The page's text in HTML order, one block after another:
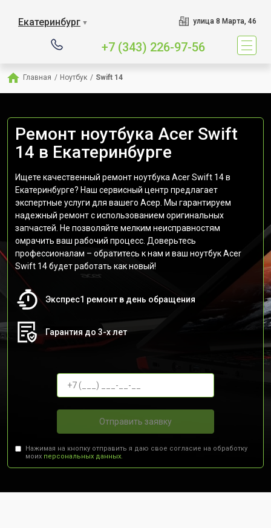
Екатеринбург ▼ улица 8 Марта, 46
+7 (343) 226-97-56
Главная / Ноутбук / Swift 14
Ремонт ноутбука Acer Swift
14 в Екатеринбурге
Ищете качественный ремонт ноутбука Acer Swift 14 в
Екатеринбурге? Наш сервисный центр предлагает
экспертные услуги для вашего Асер. Мы гарантируем
надежный ремонт с использованием оригинальных
запчастей. Не позволяйте мелким неисправностям
омрачить ваш рабочий процесс. Доверьтесь
профессионалам – обратитесь к нам и ваш ноутбук Acer
Swift 14 будет работать как новый!
Экспрес1 ремонт в день обращения
Гарантия до 3-х лет
Отправить заявку
Нажимая на кнопку отправить я даю свое согласие на обработку
моих персональных данных.